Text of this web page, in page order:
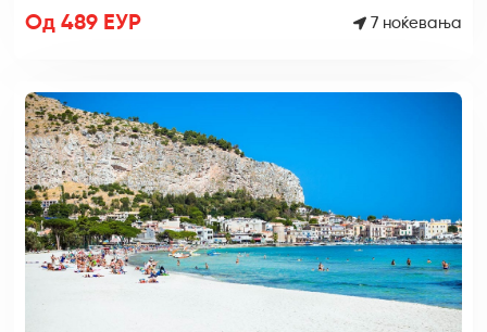
Од 489 ЕУР 7 ноќевања